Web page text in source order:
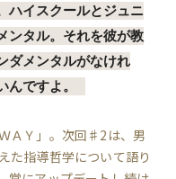
ハイスクールとジュニ
ンタル。それを彼が教
ダメンタルがなけれ
ですよ。
ＡＹ」。次回♯2は、男
た指導哲学について語り